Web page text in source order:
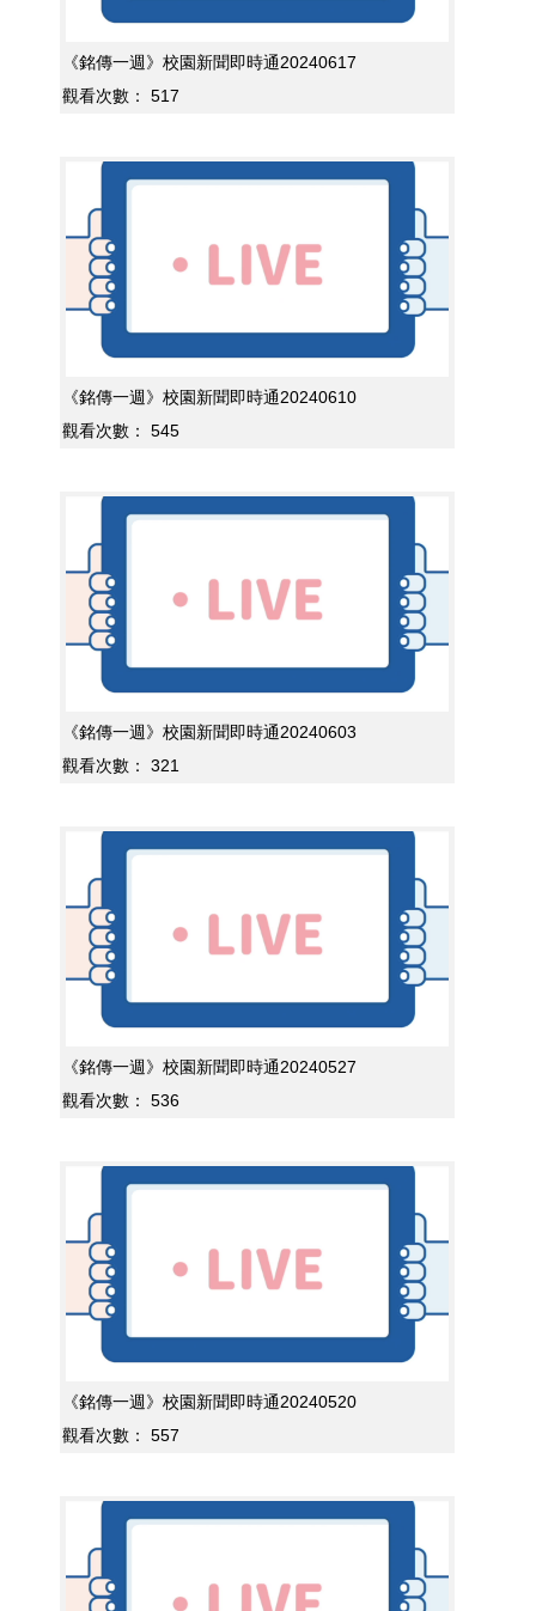
《銘傳一週》校園新聞即時通20240617
觀看次數：
517
《銘傳一週》校園新聞即時通20240610
觀看次數：
545
《銘傳一週》校園新聞即時通20240603
觀看次數：
321
《銘傳一週》校園新聞即時通20240527
觀看次數：
536
《銘傳一週》校園新聞即時通20240520
觀看次數：
557